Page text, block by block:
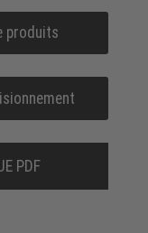
produits
PDF